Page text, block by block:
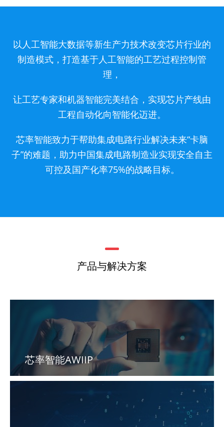
以人工智能大数据等新生产力技术改变芯片行业的
制造模式，打造基于人工智能的工艺过程控制管
理，
让工艺专家和机器智能完美结合，实现芯片产线由
工程自动化向智能化迈进。
芯率智能致力于帮助集成电路行业解决未来“卡脑
子”的难题，助力中国集成电路制造业实现安全自主
可控及国产化率75%的战略目标。
产品与解决方案
芯率智能AWIIP